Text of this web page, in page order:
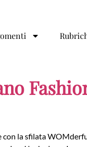
la sfilata